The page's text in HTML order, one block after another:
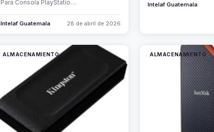
Para Consola PlayStatio…
Intelaf Guatemala 28 de abril de 2026
Intelaf Guatemala
ALMACENAMIENTO ALMACENAMIENTO